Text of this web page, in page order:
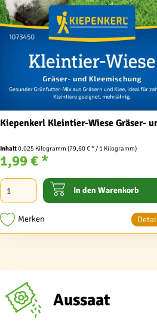
Kiepenkerl Kleintier-Wiese Gräser-
Inhalt0.025 Kilogramm(79,60 € * / 1 Kilogramm)
1,99 € *
In den Warenkorb
Merken
Aussaat